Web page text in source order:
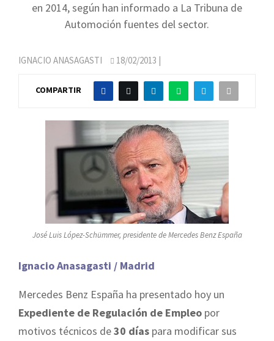
en 2014, según han informado a La Tribuna de
Automoción fuentes del sector.
IGNACIO ANASAGASTI 18/02/2013 |
COMPARTIR
José Luis López-Schümmer, presidente de Mercedes Benz España
Ignacio Anasagasti / Madrid
Mercedes Benz España ha presentado hoy un
Expediente de Regulación de Empleo por
motivos técnicos de30 días para modificar sus